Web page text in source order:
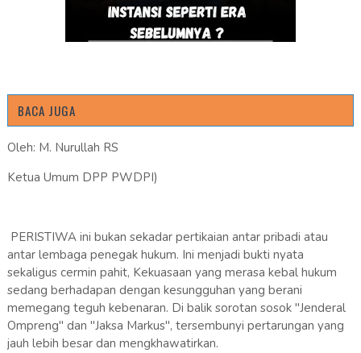
BACA JUGA
Oleh: M. Nurullah RS
Ketua Umum DPP PWDPI)
PERISTIWA ini bukan sekadar pertikaian antar pribadi atau
antar lembaga penegak hukum. Ini menjadi bukti nyata
sekaligus cermin pahit, Kekuasaan yang merasa kebal hukum
sedang berhadapan dengan kesungguhan yang berani
memegang teguh kebenaran. Di balik sorotan sosok "Jenderal
Ompreng" dan "Jaksa Markus", tersembunyi pertarungan yang
jauh lebih besar dan mengkhawatirkan.